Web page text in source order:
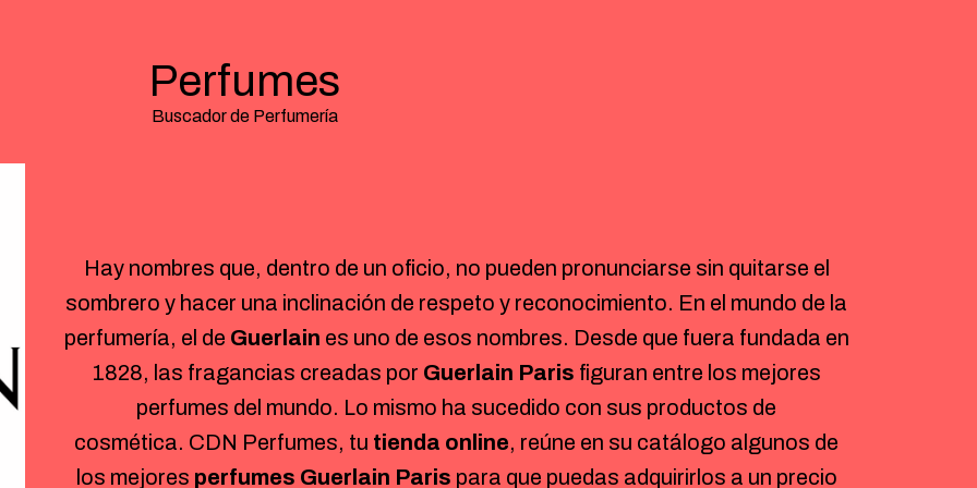
Perfumes
Buscador de Perfumería
Hay nombres que, dentro de un oficio, no pueden pronunciarse sin quitarse el
sombrero y hacer una inclinación de respeto y reconocimiento. En el mundo de la
perfumería, el de Guerlain es uno de esos nombres. Desde que fuera fundada en
1828, las fragancias creadas por Guerlain Paris figuran entre los mejores
perfumes del mundo. Lo mismo ha sucedido con sus productos de
cosmética. CDN Perfumes, tu tienda online, reúne en su catálogo algunos de
los mejores perfumes Guerlain Paris para que puedas adquirirlos a un precio